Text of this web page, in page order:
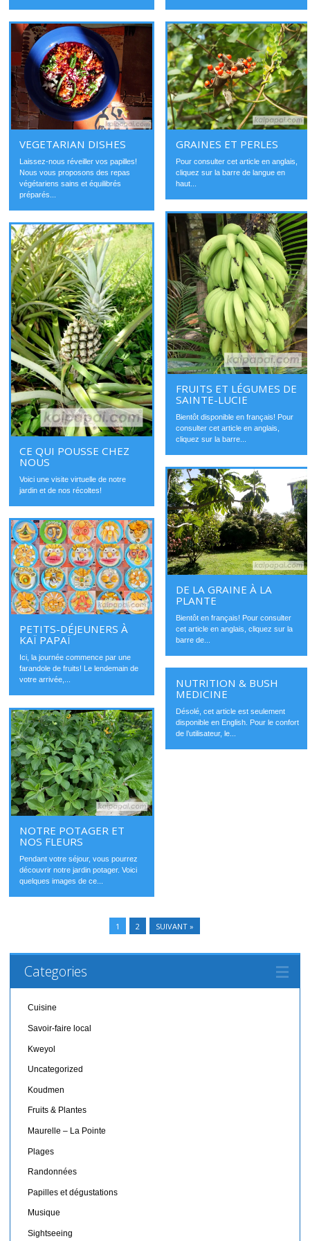
VEGETARIAN DISHES
Laissez-nous réveiller vos papilles!
Nous vous proposons des repas
végétariens sains et équilibrés
préparés...
GRAINES ET PERLES
Pour consulter cet article en anglais,
cliquez sur la barre de langue en
haut...
FRUITS ET LÉGUMES DE
SAINTE-LUCIE
Bientôt disponible en français! Pour
consulter cet article en anglais,
cliquez sur la barre...
CE QUI POUSSE CHEZ
NOUS
Voici une visite virtuelle de notre
jardin et de nos récoltes!
DE LA GRAINE À LA
PLANTE
Bientôt en français! Pour consulter
cet article en anglais, cliquez sur la
barre de...
PETITS-DÉJEUNERS À
KAÏ PAPAÏ
Ici, la journée commence par une
farandole de fruits! Le lendemain de
votre arrivée,...
NUTRITION & BUSH
MEDICINE
Désolé, cet article est seulement
disponible en English. Pour le confort
de l’utilisateur, le...
NOTRE POTAGER ET
NOS FLEURS
Pendant votre séjour, vous pourrez
découvrir notre jardin potager. Voici
quelques images de ce...
1 2 SUIVANT »
Categories
Cuisine
Savoir-faire local
Kweyol
Uncategorized
Koudmen
Fruits & Plantes
Maurelle – La Pointe
Plages
Randonnées
Papilles et dégustations
Musique
Sightseeing